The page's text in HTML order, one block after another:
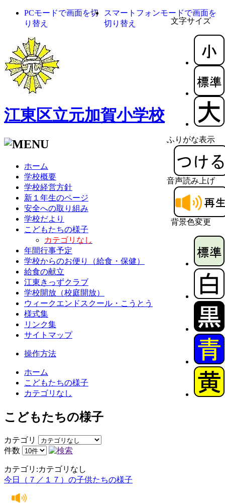
文字サイズ
ふりがな表示
音声読み上げ
背景色変更
PCモードで画面を切
り替え
スマートフォンモードで画面を
切り替え
江東区立元加賀小学校
ホーム
学校概要
学校経営方針
新１年生のページ
安全への取り組み
学校だより
こどもたちの様子
カテゴリなし
年間行事予定
学校からのお便り（給食・保健）
給食の献立
江東きっずクラブ
学校開放（校庭開放）
ウィークエンドスクール・こうとう
様式集
リンク集
サイトマップ
操作方法
ホーム
こどもたちの様子
カテゴリなし
こどもたちの様子
カテゴリ
件数
カテゴリ:カテゴリなし
今日（７／１７）の子供たちの様子